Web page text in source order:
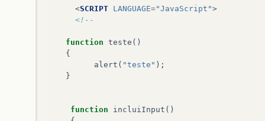
<SCRIPT LANGUAGE="JavaScript">
<!--
function teste ()
{
alert ( "teste" );
}
function incluiInput ()